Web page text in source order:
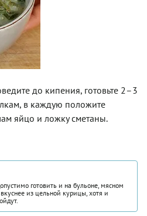
до кипения, готовьте 2–3
в каждую положите
яйцо и ложку сметаны.
готовить и на бульоне, мясном
из цельной курицы, хотя и